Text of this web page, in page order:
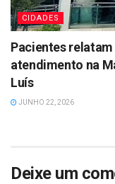
CIDADES
Pacientes
atendimento na
Luís
JUNHO 22, 2026
Deixe um